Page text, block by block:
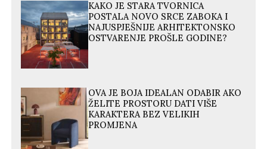
KAKO JE STARA TVORNICA
POSTALA NOVO SRCE ZABOKA I
NAJUSPJEŠNIJE ARHITEKTONSKO
OSTVARENJE PROŠLE GODINE?
OVA JE BOJA IDEALAN ODABIR AKO
ŽELITE PROSTORU DATI VIŠE
KARAKTERA BEZ VELIKIH
PROMJENA